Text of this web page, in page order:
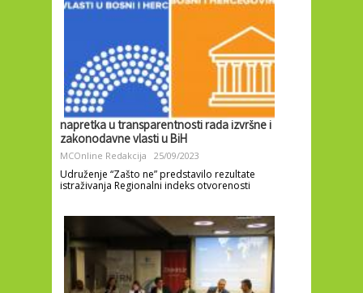
napretka u transparentnosti rada izvršne i
zakonodavne vlasti u BiH
MCOnline Redakcija 25/09/2023
Udruženje “Zašto ne” predstavilo rezultate
istraživanja Regionalni indeks otvorenosti